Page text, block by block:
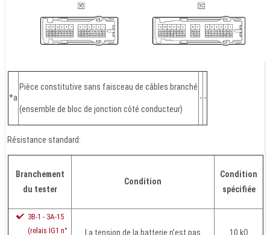
*a
Pièce constitutive sans faisceau de câbles branché
(ensemble de bloc de jonction côté conducteur)
- -
Résistance standard:
Branchement
du tester
Condition
Condition
spécifiée
3B-1 - 3A-15
(relais IG1 n°
La tension de la batterie n'est pas 10 kΩ